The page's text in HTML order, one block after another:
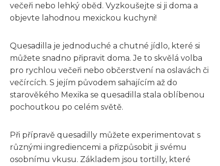
večeři nebo lehký oběd. Vyzkoušejte si ji doma a
objevte lahodnou mexickou kuchyni!
Quesadilla je jednoduché a chutné jídlo, které si
můžete snadno připravit doma. Je to skvělá volba
pro rychlou večeři nebo občerstvení na oslavách či
večírcích. S jejím původem sahajícím až do
starověkého Mexika se quesadilla stala oblíbenou
pochoutkou po celém světě.
Při přípravě quesadilly můžete experimentovat s
různými ingrediencemi a přizpůsobit ji svému
osobnímu vkusu. Základem jsou tortilly, které